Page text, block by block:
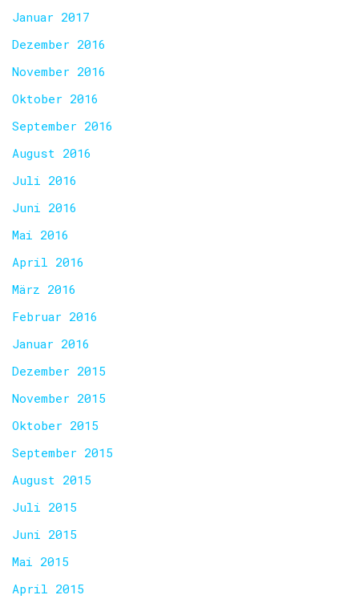
Januar 2017
Dezember 2016
November 2016
Oktober 2016
September 2016
August 2016
Juli 2016
Juni 2016
Mai 2016
April 2016
März 2016
Februar 2016
Januar 2016
Dezember 2015
November 2015
Oktober 2015
September 2015
August 2015
Juli 2015
Juni 2015
Mai 2015
April 2015